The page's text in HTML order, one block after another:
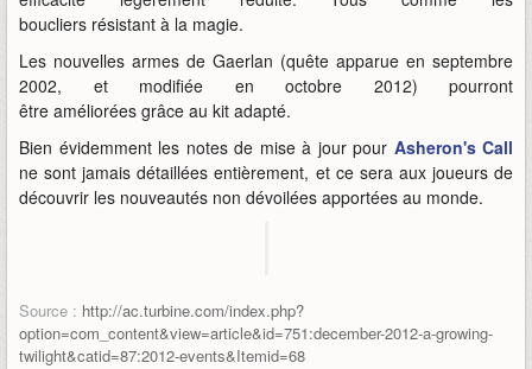
boucliers résistant à la magie.
Les nouvelles armes de Gaerlan (quête apparue en septembre
2002, et modifiée en octobre 2012) pourront
être améliorées grâce au kit adapté.
Bien évidemment les notes de mise à jour pour Asheron's Call
ne sont jamais détaillées entièrement, et ce sera aux joueurs de
découvrir les nouveautés non dévoilées apportées au monde.
Source : http://ac.turbine.com/index.php?
option=com_content&view=article&id=751:december-2012-a-growing-
twilight&catid=87:2012-events&Itemid=68